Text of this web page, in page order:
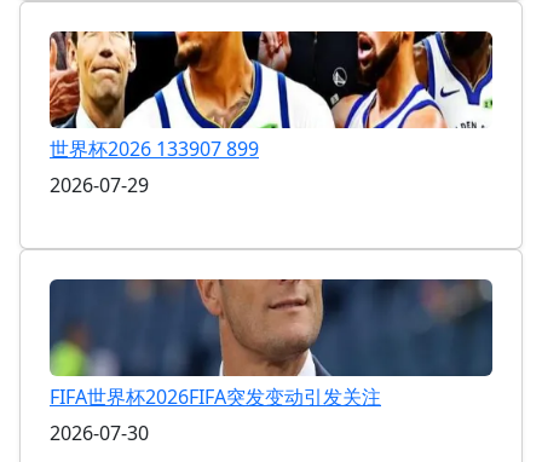
世界杯2026 133907 899
2026-07-29
FIFA世界杯2026FIFA突发变动引发关注
2026-07-30